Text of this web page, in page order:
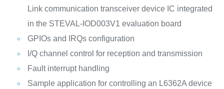
Link communication transceiver device IC integrated
in the STEVAL-IOD003V1 evaluation board
GPIOs and IRQs configuration
I/Q channel control for reception and transmission
Fault interrupt handling
Sample application for controlling an L6362A device